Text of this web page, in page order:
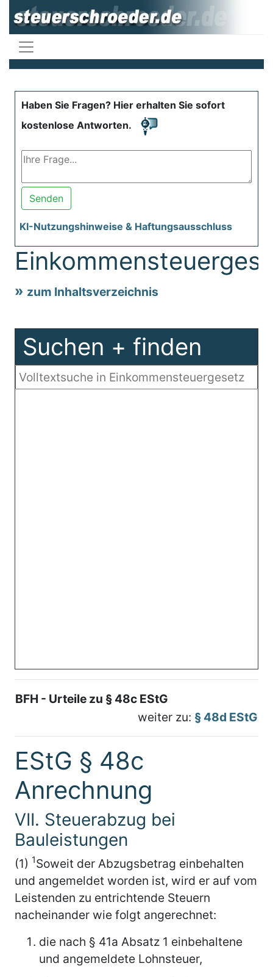
Haben Sie Fragen? Hier erhalten Sie sofort
kostenlose Antworten.
Senden
KI-Nutzungshinweise & Haftungsausschluss
zum Inhaltsverzeichnis
Suchen + finden
BFH - Urteile zu § 48c EStG
weiter zu: § 48d EStG
EStG § 48c
Anrechnung
VII. Steuerabzug bei
Bauleistungen
(1) 1Soweit der Abzugsbetrag einbehalten
und angemeldet worden ist, wird er auf vom
Leistenden zu entrichtende Steuern
nacheinander wie folgt angerechnet:
die nach § 41a Absatz 1 einbehaltene
und angemeldete Lohnsteuer,